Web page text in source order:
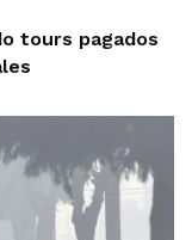
tours pagados